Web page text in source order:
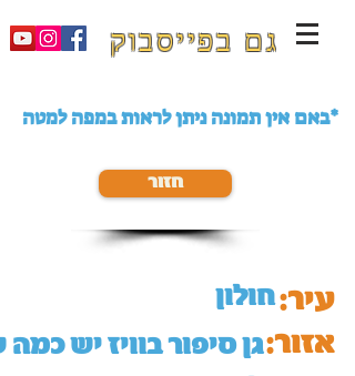
גם בפייסבוק
באם אין תמונה ניתן לראות במפה למטה*
חזור
חולון
גן סיפור בוויז יש כמה
עיר:
אזור: